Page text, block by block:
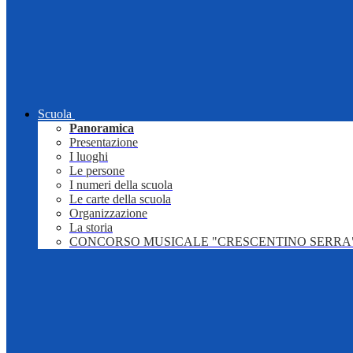
Scuola
Panoramica
Presentazione
I luoghi
Le persone
I numeri della scuola
Le carte della scuola
Organizzazione
La storia
CONCORSO MUSICALE "CRESCENTINO